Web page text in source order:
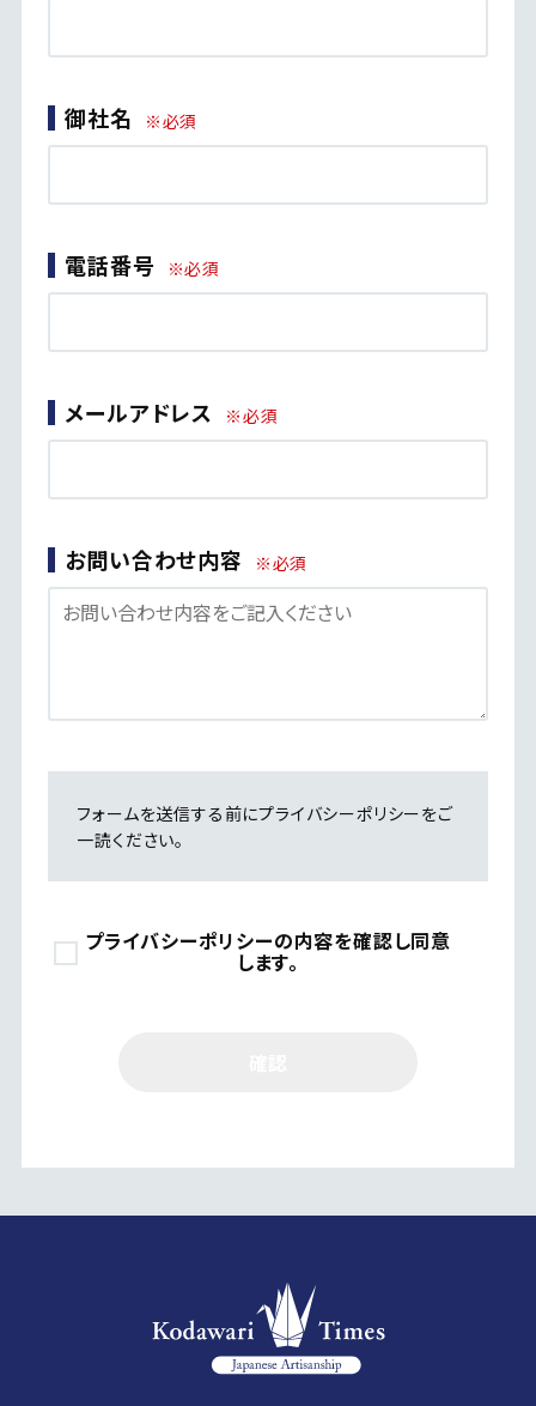
御社名 ※必須
電話番号 ※必須
メールアドレス ※必須
お問い合わせ内容 ※必須
フォームを送信する前にプライバシーポリシーをご
一読ください。
プライバシーポリシーの内容を確認し同意
します。